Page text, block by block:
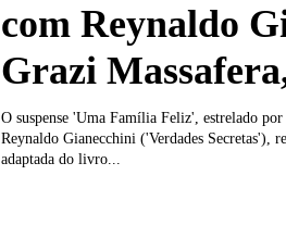
com Reynaldo
Grazi
O suspense 'Uma Família Feliz', estrelado
Reynaldo Gianecchini ('Verdades Secretas'),
adaptada do livro...